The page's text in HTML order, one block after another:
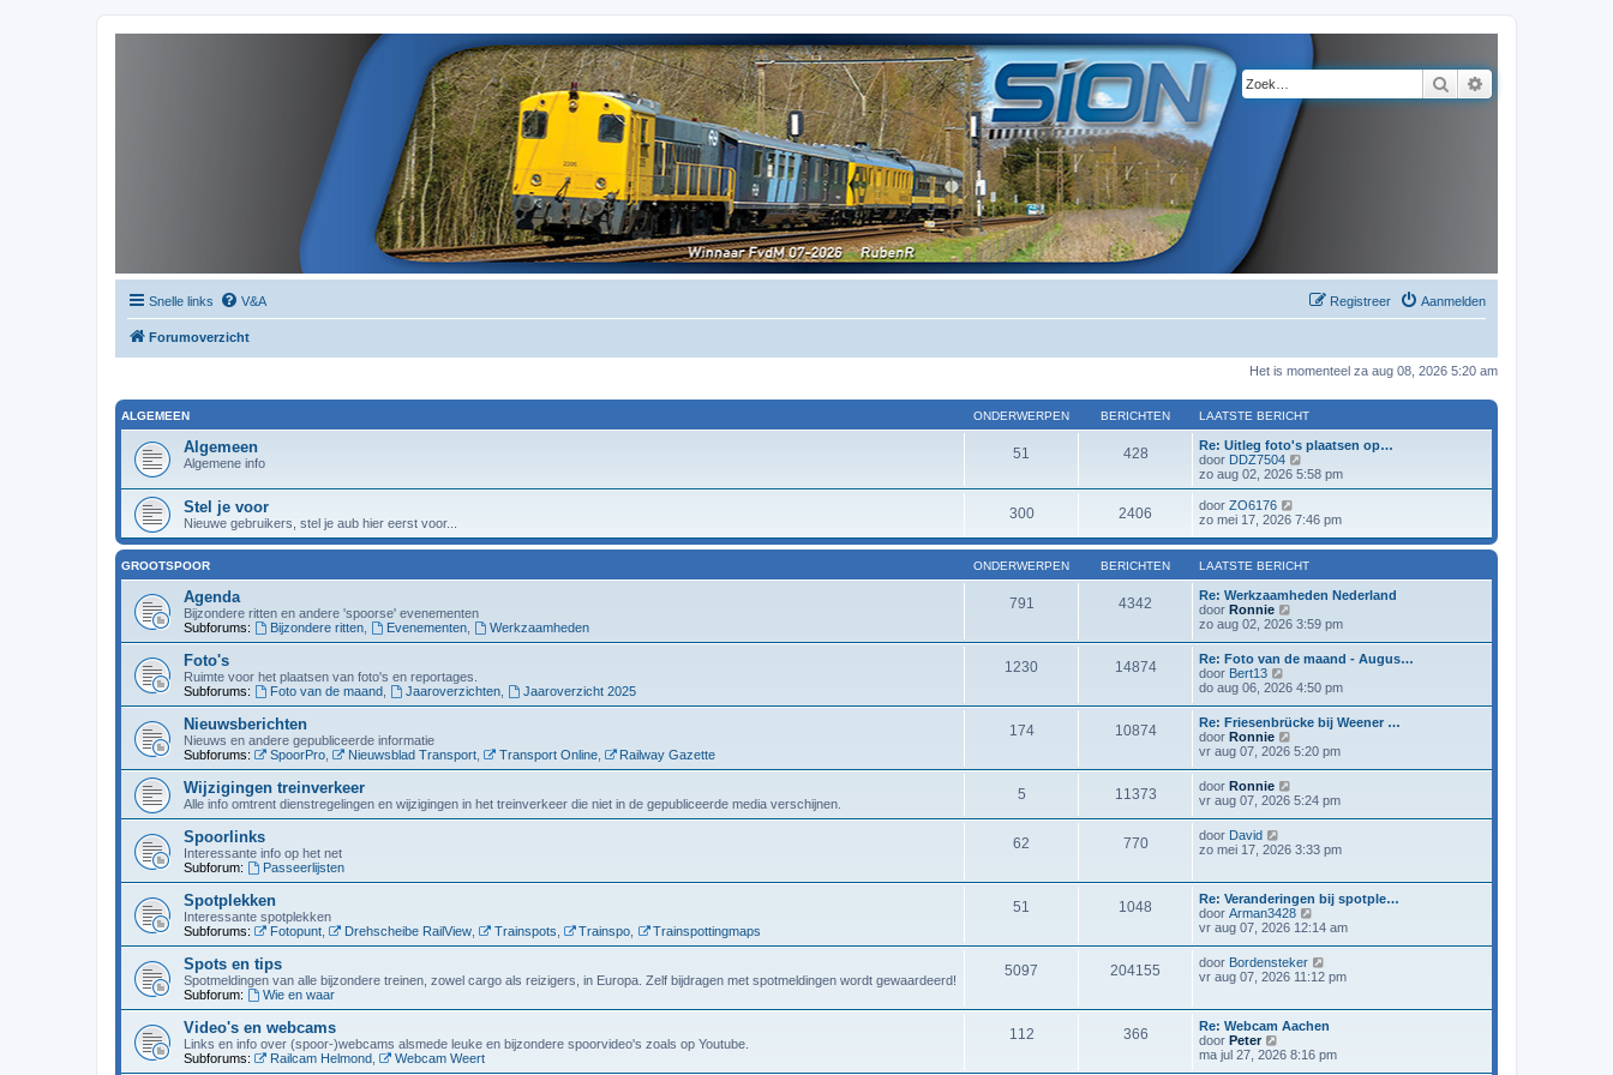
Zoek
Snelle links V&A Aanmelden
Registreer
Forumoverzicht
Het is momenteel za aug 08, 2026 5:20 am
ALGEMEEN ONDERWERPEN BERICHTEN LAATSTE BERICHT
Algemeen
Algemene info
51 428
Re: Uitleg foto's plaatsen op…
door DDZ7504
e
k
j
l
a
a
s
e
b
e
i
c
h
t
zo aug 02, 2026 5:58 pm
Stel je voor
Nieuwe gebruikers, stel je aub hier eerst voor...
300 2406 door ZO6176
e
i
j
l
a
a
t
s
t
b
e
r
c
zo mei 17, 2026 7:46 pm
GROOTSPOOR ONDERWERPEN BERICHTEN LAATSTE BERICHT
Agenda
Bijzondere ritten en andere 'spoorse' evenementen
Subforums:
Bijzondere ritten, Evenementen, Werkzaamheden
791 4342
Re: Werkzaamheden Nederland
door Ronnie
e
j
l
a
a
s
t
b
e
r
c
t
zo aug 02, 2026 3:59 pm
Foto's
Ruimte voor het plaatsen van foto's en reportages.
Subforums:
Foto van de maand, Jaaroverzichten, Jaaroverzicht 2025
1230 14874
Re: Foto van de maand - Augus…
door Bert13
e
i
j
k
l
a
a
t
s
e
b
r
i
c
h
t
do aug 06, 2026 4:50 pm
Nieuwsberichten
Nieuws en andere gepubliceerde informatie
Subforums:
SpoorPro, Nieuwsblad Transport, Transport Online, Railway Gazette
174 10874
Re: Friesenbrücke bij Weener …
door Ronnie
e
k
l
a
s
t
e
b
e
r
i
c
t
vr aug 07, 2026 5:20 pm
Wijzigingen treinverkeer
Alle info omtrent dienstregelingen en wijzigingen in het treinverkeer die niet in de gepubliceerde media verschijnen.
5 11373 door Ronnie
e
k
a
a
t
s
t
e
b
e
i
c
t
vr aug 07, 2026 5:24 pm
Spoorlinks
Interessante info op het net
Subforum:
Passeerlijsten
62 770 door David
e
j
k
l
a
a
t
s
e
b
e
r
i
zo mei 17, 2026 3:33 pm
Spotplekken
Interessante spotplekken
Subforums:
Fotopunt, Drehscheibe RailView, Trainspots Trainspo Trainspottingmaps
51 1048
Re: Veranderingen bij spotple…
door Arman3428
e
i
j
k
a
a
s
t
vr aug 07, 2026 12:14 am
Spots en tips
Spotmeldingen van alle bijzondere treinen, zowel cargo als reizigers, in Europa. Zelf bijdragen met spotmeldingen wordt gewaardeerd!
Subforum:
Wie en waar
5097 204155 door Bordensteker
e
k
a
vr aug 07, 2026 11:12 pm
Video's en webcams
Links en info over (spoor-)webcams alsmede leuke en bijzondere spoorvideo's zoals op Youtube.
Subforums:
Railcam Helmond, Webcam Weert
112 366
Re: Webcam Aachen
door Peter
e
ma jul 27, 2026 8:16 pm